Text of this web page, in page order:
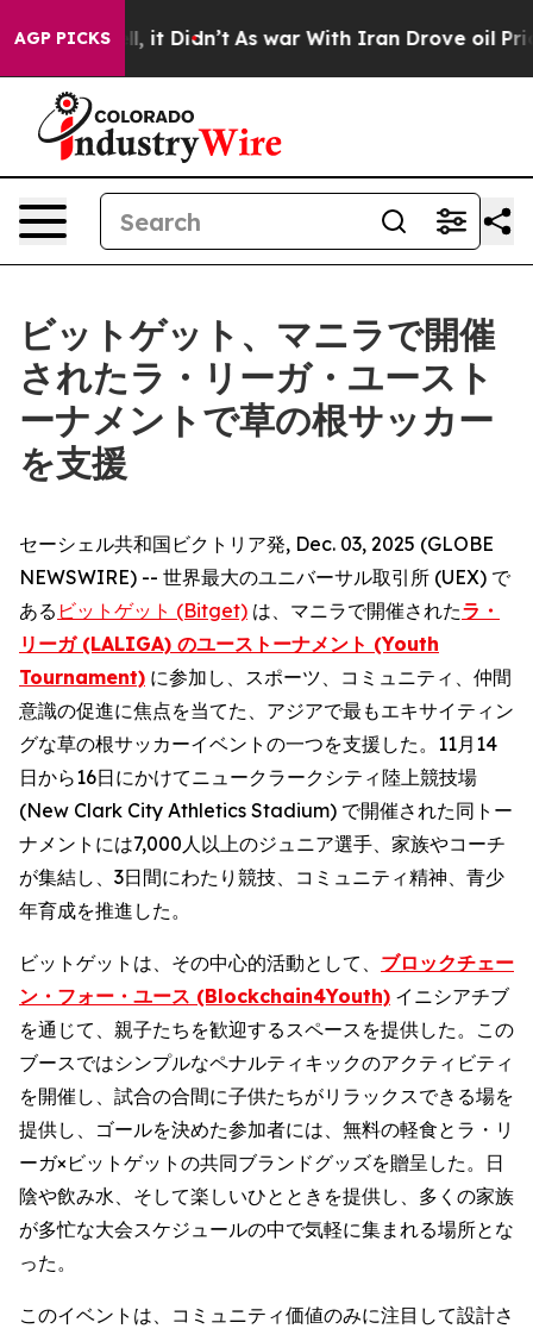
AGP PICKS
Well, it Didn’t As war With Iran Drove oil Prices
ビットゲット、マニラで開催
されたラ・リーガ・ユースト
ーナメントで草の根サッカー
を支援
セーシェル共和国ビクトリア発, Dec. 03, 2025 (GLOBE
NEWSWIRE) -- 世界最大のユニバーサル取引所 (UEX) で
ある ビットゲット (Bitget) は、マニラで開催されたラ・
リーガ (LALIGA) のユーストーナメント (Youth
Tournament) に参加し、スポーツ、コミュニティ、仲間
意識の促進に焦点を当てた、アジアで最もエキサイティン
グな草の根サッカーイベントの一つを支援した。11月14
日から16日にかけてニュークラークシティ陸上競技場
(New Clark City Athletics Stadium) で開催された同トー
ナメントには7,000人以上のジュニア選手、家族やコーチ
が集結し、3日間にわたり競技、コミュニティ精神、青少
年育成を推進した。
ビットゲットは、その中心的活動として、 ブロックチェー
ン・フォー・ユース (Blockchain4Youth) イニシアチブ
を通じて、親子たちを歓迎するスペースを提供した。この
ブースではシンプルなペナルティキックのアクティビティ
を開催し、試合の合間に子供たちがリラックスできる場を
提供し、ゴールを決めた参加者には、無料の軽食とラ・リ
ーガ×ビットゲットの共同ブランドグッズを贈呈した。日
陰や飲み水、そして楽しいひとときを提供し、多くの家族
が多忙な大会スケジュールの中で気軽に集まれる場所とな
った。
このイベントは、コミュニティ価値のみに注目して設計さ